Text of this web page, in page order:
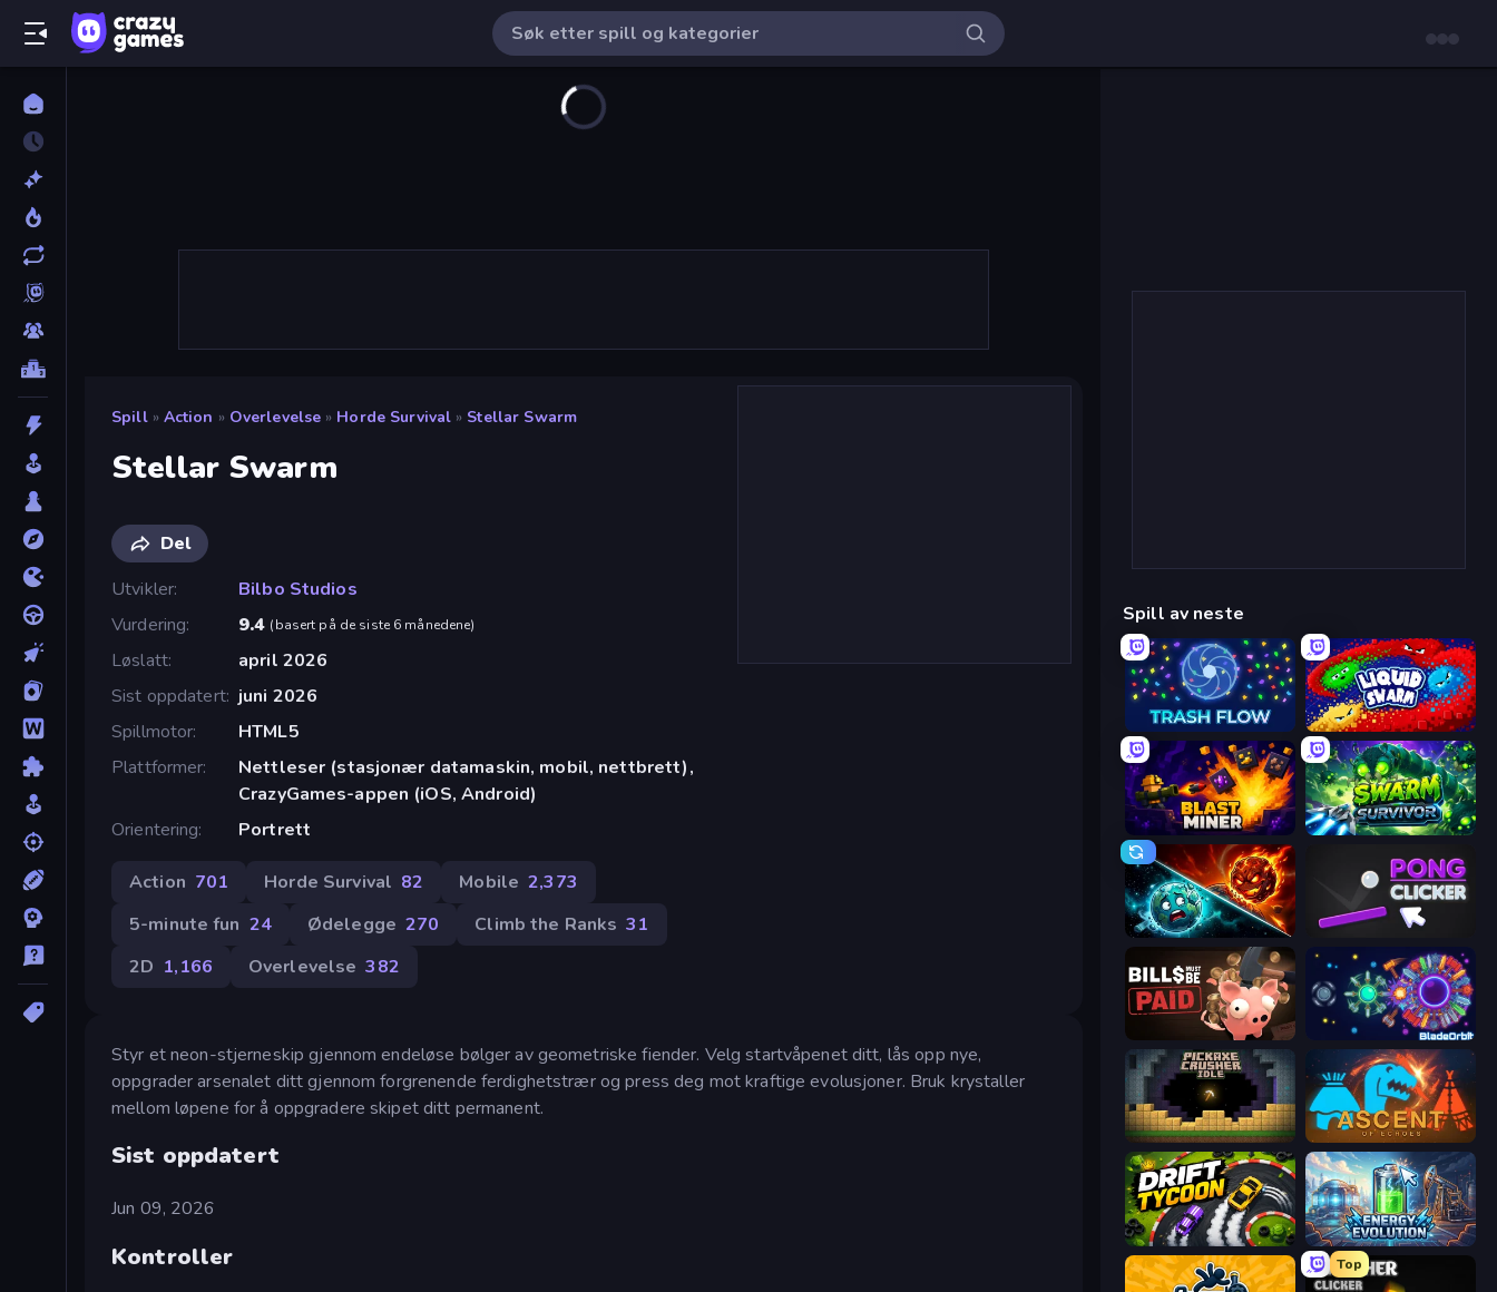
Spill » Action » Overlevelse » Horde Survival » Stellar Swarm
Stellar Swarm
Del
Utvikler
Bilbo Studios
Vurdering
9.4 (basert på de siste 6 månedene)
Løslatt
april 2026
Sist oppdatert juni 2026
Spillmotor
HTML5
Plattformer
Nettleser (stasjonær datamaskin, mobil, nettbrett),
CrazyGames-appen (iOS, Android)
Orientering
Portrett
Action 701 Horde Survival 82 Mobile 2,373
5-minute fun 24 Ødelegge 270 Climb the Ranks 31
2D 1,166 Overlevelse 382
Styr et neon-stjerneskip gjennom endeløse bølger av geometriske fiender. Velg startvåpenet ditt, lås opp nye,
oppgrader arsenalet ditt gjennom forgrenende ferdighetstrær og press deg mot kraftige evolusjoner. Bruk krystaller
mellom løpene for å oppgradere skipet ditt permanent.
Sist oppdatert
Jun 09, 2026
Kontroller
Spill av neste
Trash Flow Liquid Swarm
Blast Miner Swarm Survivor
PlanetCrush 2 Pong Clicker
Bills Must Be Paid BladeOrbit.io
Pickaxe Crusher Idle Ascent of Echoes
Drift Tycoon Energy Evolution
Top